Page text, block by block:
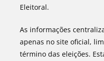
Eleitoral.
As informações
apenas no site oficial,
término das eleições.